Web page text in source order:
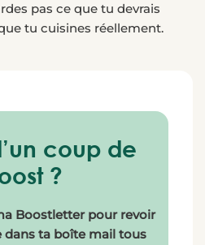
pas ce que tu devrais
tu cuisines réellement.
coup de
?
Boostletter pour revoir
dans ta boîte mail tous